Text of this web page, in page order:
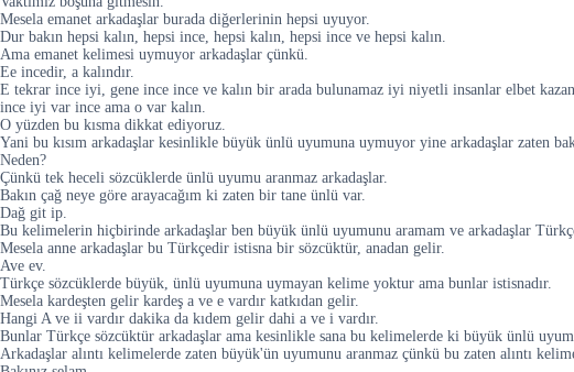
Mesela emanet arkadaşlar burada diğerlerinin hepsi uyuyor.
Dur bakın hepsi kalın, hepsi ince, hepsi kalın, hepsi ince ve hepsi kalın.
Ama emanet kelimesi uymuyor arkadaşlar çünkü.
Ee incedir, a kalındır.
E tekrar ince iyi, gene ince ince ve kalın bir arada bulunamaz iyi niyetli insanlar elbet
ince iyi var ince ama o var kalın.
O yüzden bu kısma dikkat ediyoruz.
Yani bu kısım arkadaşlar kesinlikle büyük ünlü uyumuna uymuyor yine arkadaşlar zaten
Neden?
Çünkü tek heceli sözcüklerde ünlü uyumu aranmaz arkadaşlar.
Bakın çağ neye göre arayacağım ki zaten bir tane ünlü var.
Dağ git ip.
Bu kelimelerin hiçbirinde arkadaşlar ben büyük ünlü uyumunu aramam ve arkadaşlar
Mesela anne arkadaşlar bu Türkçedir istisna bir sözcüktür, anadan gelir.
Ave ev.
Türkçe sözcüklerde büyük, ünlü uyumuna uymayan kelime yoktur ama bunlar istisnadır.
Mesela kardeşten gelir kardeş a ve e vardır katkıdan gelir.
Hangi A ve ii vardır dakika da kıdem gelir dahi a ve i vardır.
Bunlar Türkçe sözcüktür arkadaşlar ama kesinlikle sana bu kelimelerde ki büyük ünlü
Arkadaşlar alıntı kelimelerde zaten büyük'ün uyumunu aranmaz çünkü bu zaten alıntı